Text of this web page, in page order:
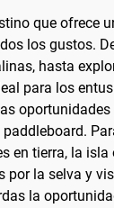
que ofrece
los gustos.
hasta
para los
paddleboard.
en tierra, la isla
por la selva y
la